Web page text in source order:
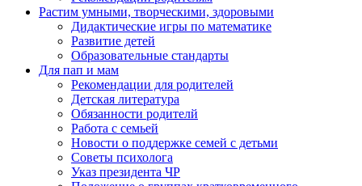
Растим умными, творческими, здоровыми
Дидактические игры по математике
Развитие детей
Образовательные стандарты
Для пап и мам
Рекомендации для родителей
Детская литература
Обязанности родителй
Работа с семьей
Новости о поддержке семей с детьми
Советы психолога
Указ президента ЧР